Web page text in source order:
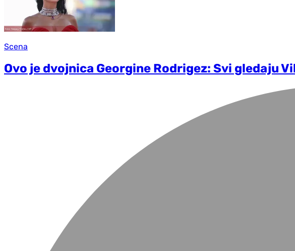
Scena
Ovo je dvojnica Georgine Rodrigez: Svi gledaju